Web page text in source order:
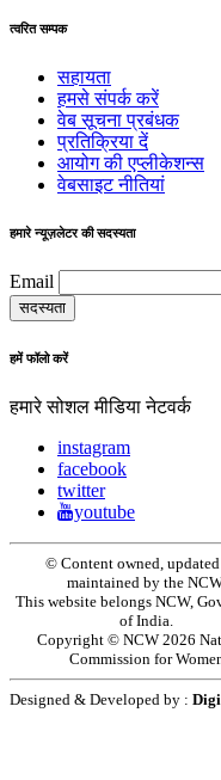
त्वरित सम्पक
सहायता
हमसे संपर्क करें
वेब सूचना प्रबंधक
प्रतिक्रिया दें
आयोग की एप्लीकेशन्स
वेबसाइट नीतियां
हमारे न्यूज़लेटर की सदस्यता
Email
हमें फॉलो करें
हमारे सोशल मीडिया नेटवर्क
instagram
facebook
twitter
youtube
© Content owned,
maintained by the
This website belongs NCW,
of India.
Copyright © NCW 2026
Commission for
Designed & Developed by :